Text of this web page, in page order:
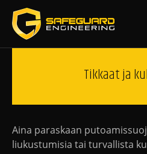
Tikkaat ja
Aina paraskaan
liukustumisia tai turvallista